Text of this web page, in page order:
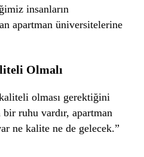
insanların
apartman üniversitelerine
Olmalı
olması gerektiğini
ruhu vardır, apartman
ne kalite ne de gelecek.”